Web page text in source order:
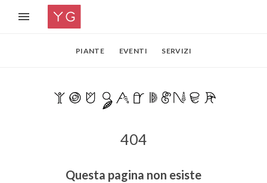
PIANTE EVENTI SERVIZI
404
Questa pagina non esiste